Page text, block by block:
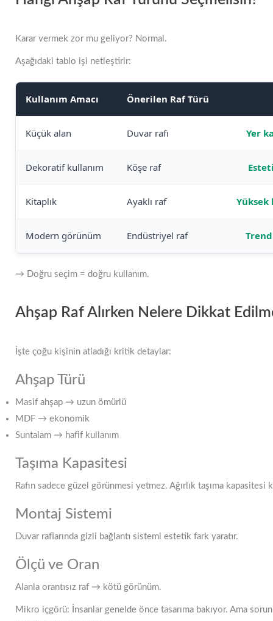
Karar vermek zor mu geliyor? Normal.
Aşağıdaki tablo işi netleştirir:
Kullanım Amacı Önerilen Raf Türü
Küçük alan Duvar rafı Yer
Dekoratif kullanım Köşe raf
Kitaplık Ayaklı raf Yüksek
Modern görünüm Endüstriyel raf
→ Doğru seçim = doğru kullanım.
Ahşap Raf Alırken Nelere Dikkat
İşte çoğu kişinin atladığı kritik detaylar:
Ahşap Türü
Masif ahşap → uzun ömürlü
MDF → ekonomik
Suntalam → hafif kullanım
Taşıma Kapasitesi
Rafın sadece güzel görünmesi yetmez. Ağırlık taşıma kapasitesi
Montaj Sistemi
Duvar raflarında gizli bağlantı sistemi estetik fark yaratır.
Ölçü ve Oran
Alanla orantısız raf → kötü görünüm.
Mikro içgörü: İnsanlar genelde önce tasarıma bakıyor. Ama